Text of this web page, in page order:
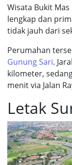
Wisata Bukit
lengkap dan
tidak jauh dari
Perumahan
Gunung Sari.
kilometer,
menit via Jalan
Letak